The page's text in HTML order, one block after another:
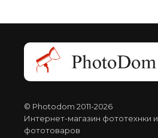
© Photodom 2011-2026
Интернет-магазин фототехнки и
фототоваров